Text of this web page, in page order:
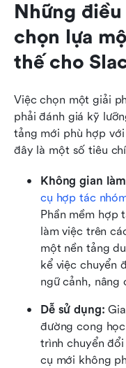
Những
chọn lựa
thế cho
Việc chọn một giải
phải đánh giá kỹ
tảng mới phù hợp
đây là một số tiêu
Không gian
cụ hợp tác
Phần mềm hợp
làm việc trên
một nền tảng
kể việc chuyển
ngữ cảnh, nâng
Dễ sử dụng:
đường cong
trình chuyển
cụ mới không